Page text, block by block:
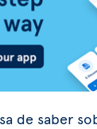
de saber